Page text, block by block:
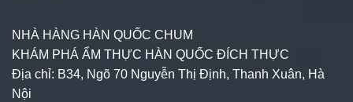
NHÀ HÀNG HÀN QUỐC CHUM
KHÁM PHÁ ẨM THỰC HÀN QUỐC ĐÍCH THỰC
Địa chỉ: B34, Ngõ 70 Nguyễn Thị Định, Thanh Xuân, Hà
Nội